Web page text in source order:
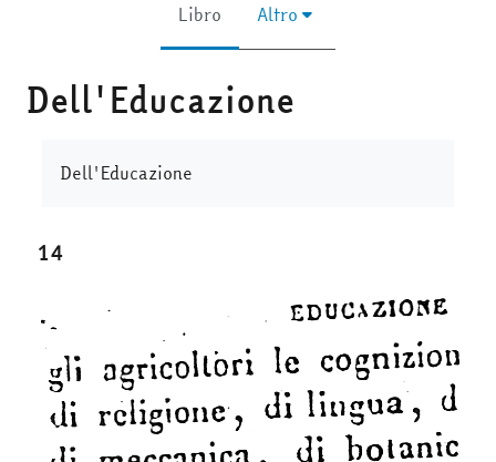
Libro Altro
Dell'Educazione
Dell'Educazione
14